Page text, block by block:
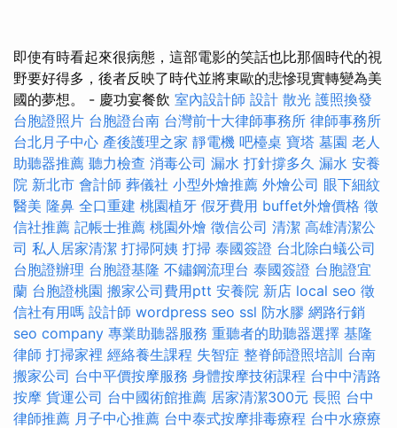
即使有時看起來很病態，這部電影的笑話也比那個時代的視
野要好得多，後者反映了時代並將東歐的悲慘現實轉變為美
國的夢想。 - 慶功宴餐飲 室內設計師 設計 散光 護照換發
台胞證照片 台胞證台南 台灣前十大律師事務所 律師事務所
台北月子中心 產後護理之家 靜電機 吧檯桌 寶塔 墓園 老人
助聽器推薦 聽力檢查 消毒公司 漏水 打針撐多久 漏水 安養
院 新北市 會計師 葬儀社 小型外燴推薦 外燴公司 眼下細紋
醫美 隆鼻 全口重建 桃園植牙 假牙費用 buffet外燴價格 徵
信社推薦 記帳士推薦 桃園外燴 徵信公司 清潔 高雄清潔公
司 私人居家清潔 打掃阿姨 打掃 泰國簽證 台北除白蟻公司
台胞證辦理 台胞證基隆 不鏽鋼流理台 泰國簽證 台胞證宜
蘭 台胞證桃園 搬家公司費用ptt 安養院 新店 local seo 徵
信社有用嗎 設計師 wordpress seo ssl 防水膠 網路行銷
seo company 專業助聽器服務 重聽者的助聽器選擇 基隆
律師 打掃家裡 經絡養生課程 失智症 整脊師證照培訓 台南
搬家公司 台中平價按摩服務 身體按摩技術課程 台中中清路
按摩 貨運公司 台中國術館推薦 居家清潔300元 長照 台中
律師推薦 月子中心推薦 台中泰式按摩排毒療程 台中水療療